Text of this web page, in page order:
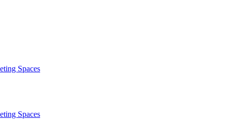
Spaces
Spaces